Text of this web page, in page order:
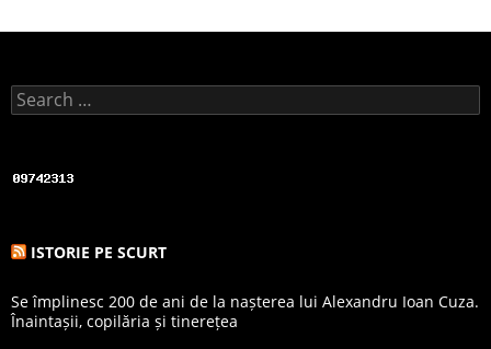
o
k
Search for:
ISTORIE PE SCURT
Se împlinesc 200 de ani de la nașterea lui Alexandru Ioan Cuza.
Înaintașii, copilăria și tinerețea